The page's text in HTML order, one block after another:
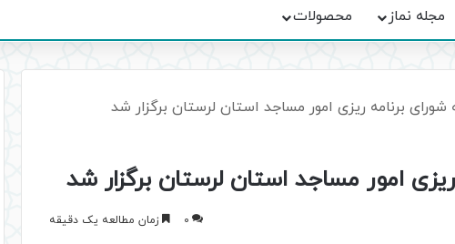
مجله نماز محصولات
برنامه ریزی امور مساجد استان لرستان برگزار شد
امور مساجد استان لرستان برگزار شد
0 زمان مطالعه یک دقیقه